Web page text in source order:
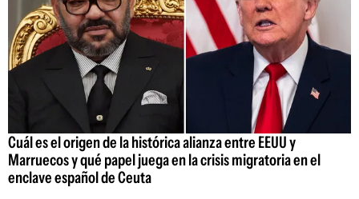
Cuál es el origen de la histórica alianza entre EEUU y
Marruecos y qué papel juega en la crisis migratoria en el
enclave español de Ceuta